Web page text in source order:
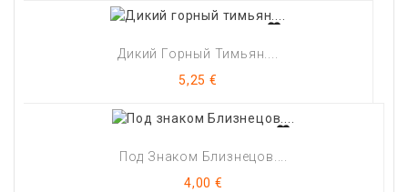
Дикий Горный Тимьян....
Цена
5,25 €
Под Знаком Близнецов....
Цена
4,00 €